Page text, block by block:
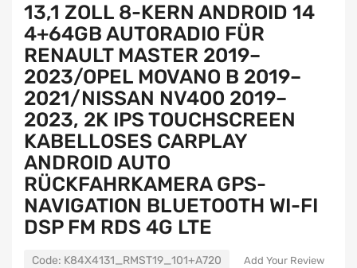
13,1 ZOLL 8-KERN ANDROID 14
4+64GB AUTORADIO FÜR
RENAULT MASTER 2019–
2023/OPEL MOVANO B 2019–
2021/NISSAN NV400 2019–
2023, 2K IPS TOUCHSCREEN
KABELLOSES CARPLAY
ANDROID AUTO
RÜCKFAHRKAMERA GPS-
NAVIGATION BLUETOOTH WI-FI
DSP FM RDS 4G LTE
Code: K84X4131_RMST19_101+A720 Add Your Review